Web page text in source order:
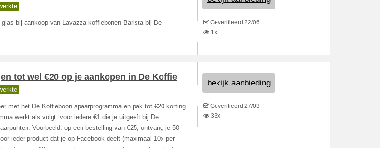
bij aankoop van Lavazza koffiebonen Barista bij De
Geverifieerd 22/06
1x
tot wel €20 op je aankopen in De Koffie
met het De Koffieboon spaarprogramma en pak tot €20 korting
werkt als volgt: voor iedere €1 die je uitgeeft bij De
Voorbeeld: op een bestelling van €25, ontvang je 50
ieder product dat je op Facebook deelt (maximaal 10x per
bekijk aanbieding
Geverifieerd 27/03
33x